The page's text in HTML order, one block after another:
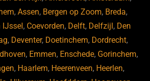
,Assen, Bergen op Zoom, Breda,
IJssel, Coevorden, Delft, Delfzijl, Den
, Deventer, Doetinchem, Dordrecht,
, Emmen, Enschede, Gorinchem,
, Haarlem, Heerenveen, Heerlen,